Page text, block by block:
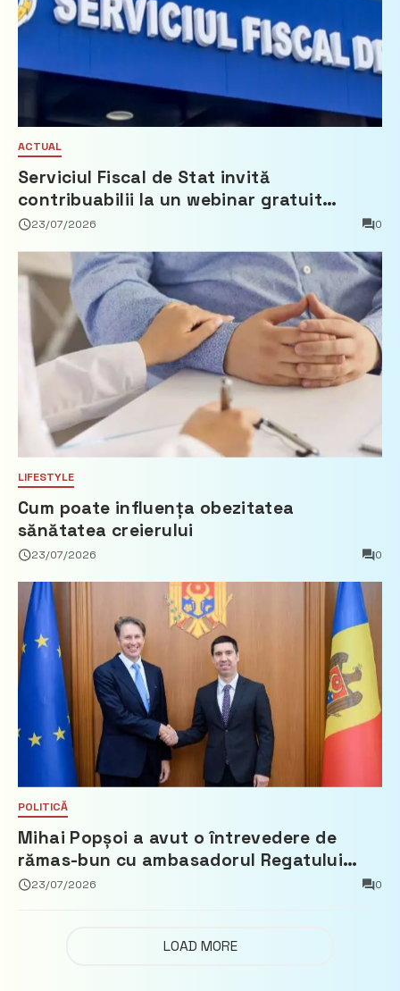
ACTUAL
Serviciul Fiscal de Stat invită
contribuabilii la un webinar gratuit
privind calculul impozitului pe bunurile
23/07/2026 0
LIFESTYLE
Cum poate influența obezitatea
sănătatea creierului
23/07/2026 0
POLITICĂ
Mihai Popșoi a avut o întrevedere de
rămas-bun cu ambasadorul Regatului
Țărilor de Jos, Fred Duijn
23/07/2026 0
LOAD MORE